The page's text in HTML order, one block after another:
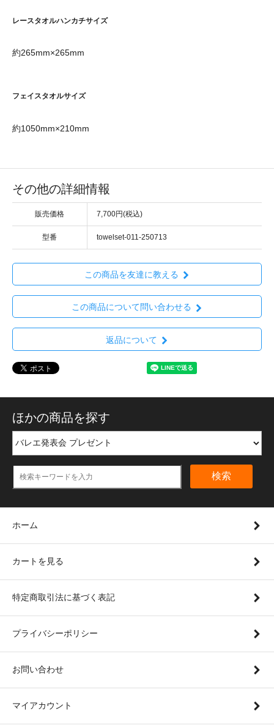
レースタオルハンカチサイズ
約265mm×265mm
フェイスタオルサイズ
約1050mm×210mm
その他の詳細情報
販売価格 7,700円(税込)
型番 towelset-011-250713
この商品を友達に教える
この商品について問い合わせる
返品について
ほかの商品を探す
検索
ホーム
カートを見る
特定商取引法に基づく表記
プライバシーポリシー
お問い合わせ
マイアカウント